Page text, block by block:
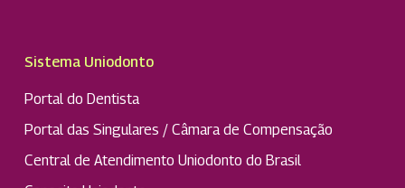
Sistema Uniodonto
Portal do Dentista
Portal das Singulares / Câmara de Compensação
Central de Atendimento Uniodonto do Brasil